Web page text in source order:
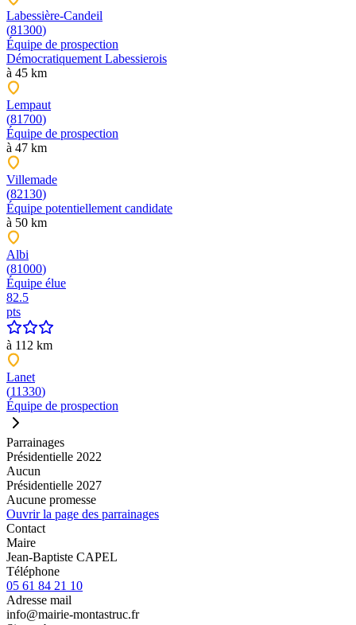
Labessière-Candeil
(81300)
Équipe de prospection
Démocratiquement Labessierois
à 45 km
Lempaut
(81700)
Équipe de prospection
à 47 km
Villemade
(82130)
Équipe potentiellement candidate
à 50 km
Albi
(81000)
Équipe élue
82.5
pts
à 112 km
Lanet
(11330)
Équipe de prospection
Parrainages
Présidentielle 2022
Aucun
Présidentielle 2027
Aucune promesse
Ouvrir la page des parrainages
Contact
Maire
Jean-Baptiste CAPEL
Téléphone
05 61 84 21 10
Adresse mail
info@mairie-montastruc.fr